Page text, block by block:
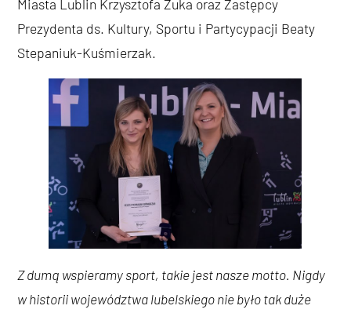
Miasta Lublin Krzysztofa Żuka oraz Zastępcy
Prezydenta ds. Kultury, Sportu i Partycypacji Beaty
Stepaniuk-Kuśmierzak.
Z dumą wspieramy sport, takie jest nasze motto. Nigdy
w historii województwa lubelskiego nie było tak duże